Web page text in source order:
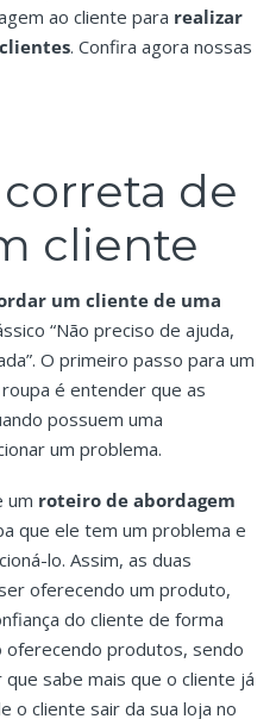
ao cliente para realizar
. Confira agora nossas
de
cliente
um cliente de uma
“Não preciso de ajuda,
O primeiro passo para um
é entender que as
possuem uma
um problema.
um roteiro de abordagem
que ele tem um problema e
lo. Assim, as duas
oferecendo um produto,
do cliente de forma
oferecendo produtos, sendo
sabe mais que o cliente já
o cliente sair da sua loja no